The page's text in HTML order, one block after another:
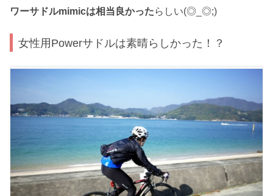
ワーサドルmimicは相当良かったらしい(◎_◎;)
女性用Powerサドルは素晴らしかった！？